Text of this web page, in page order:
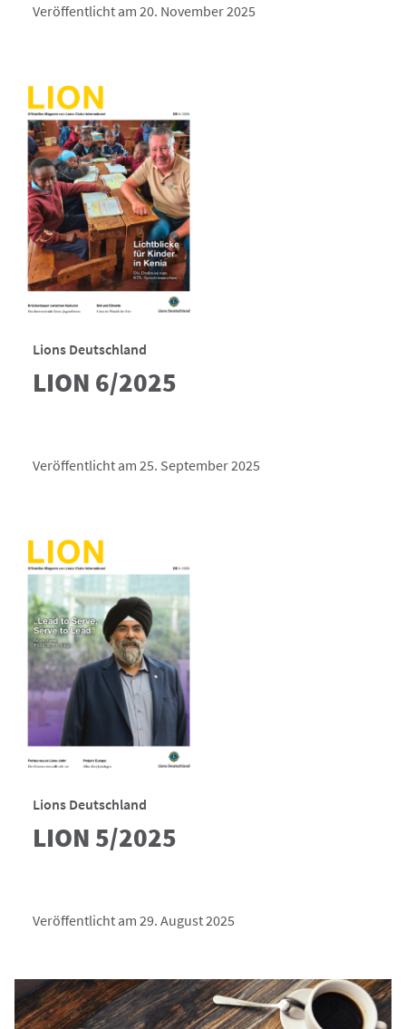
Veröffentlicht am 20. November 2025
Lions Deutschland
LION 6/2025
Veröffentlicht am 25. September 2025
Lions Deutschland
LION 5/2025
Veröffentlicht am 29. August 2025